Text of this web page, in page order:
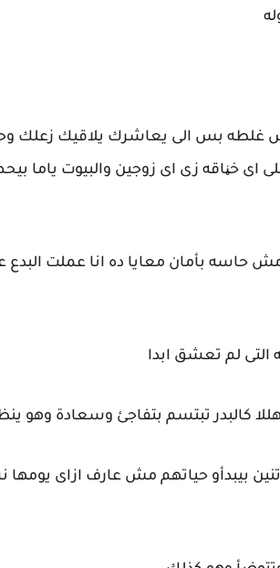
غلطه بس الى يعاشرك يلاقيك
اى خڼاقه زى اى زوجين والبيوت ياما
حاسه بأمان معايا ده انا عملت البدع
التى لم تعشق ابدا
كالبدر تبتسم بتفاجئ وسعادة وهو
بيبدأو حياتهم مش عارف ازاى